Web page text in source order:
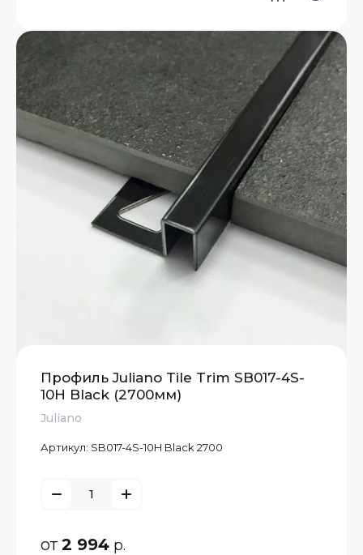
Профиль Juliano Tile Trim SB017-4S-
10H Black (2700мм)
Juliano
Артикул: SB017-4S-10H Black 2700
от2 994 р.